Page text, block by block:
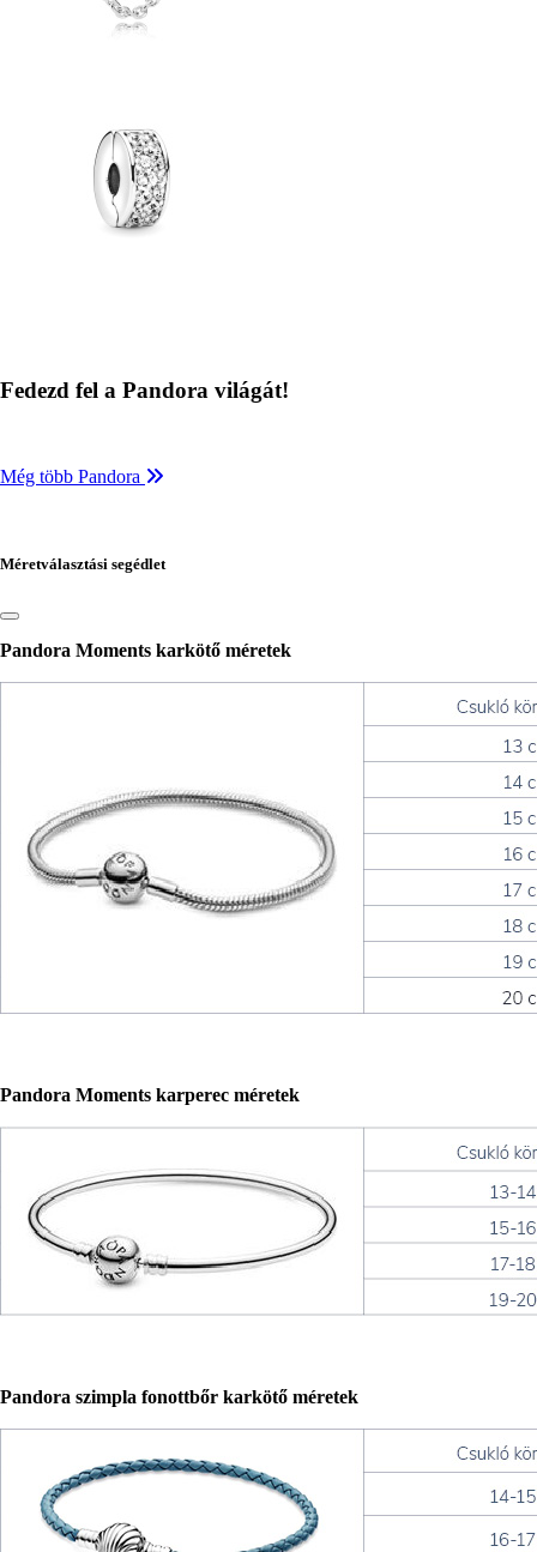
Fedezd fel a Pandora világát!
Még több Pandora
Méretválasztási segédlet
Pandora Moments karkötő méretek
Pandora Moments karperec méretek
Pandora szimpla fonottbőr karkötő méretek